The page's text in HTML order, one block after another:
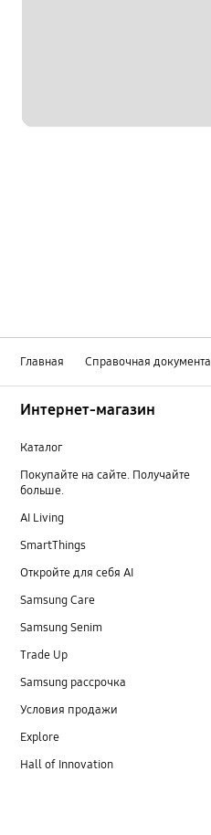
Главная Справочная
Интернет-магазин
Каталог
Покупайте на сайте. Получайте
больше.
AI Living
SmartThings
Откройте для себя AI
Samsung Care
Samsung Senim
Trade Up
Samsung рассрочка
Условия продажи
Explore
Hall of Innovation